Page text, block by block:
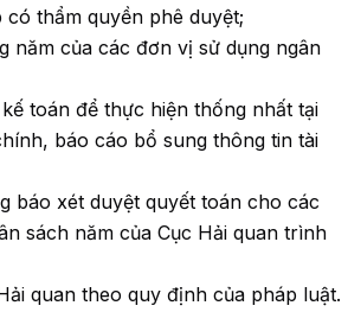
thẩm quyền phê duyệt;
năm của các đơn vị sử dụng ngân
toán để thực hiện thống nhất tại
báo cáo bổ sung thông tin tài
báo xét duyệt quyết toán cho các
sách năm của Cục Hải quan trình
quan theo quy định của pháp luật.